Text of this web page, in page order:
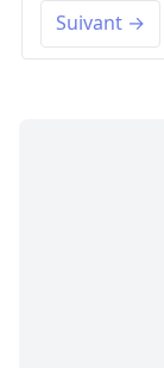
Suivant →